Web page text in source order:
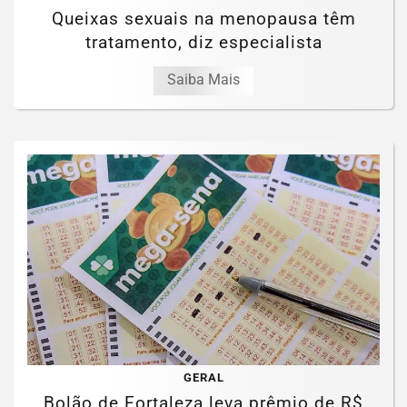
Queixas sexuais na menopausa têm
tratamento, diz especialista
Saiba Mais
GERAL